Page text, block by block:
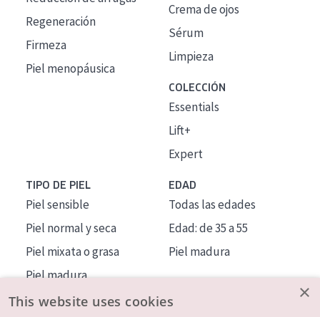
Regeneración
Firmeza
Piel menopáusica
Crema de ojos
Sérum
Limpieza
COLECCIÓN
Essentials
Lift+
Expert
TIPO DE PIEL
Piel sensible
Piel normal y seca
Piel mixata o grasa
Piel madura
Piel expuesta al sol
EDAD
Todas las edades
Edad: de 35 a 55
Piel madura
×
This website uses cookies